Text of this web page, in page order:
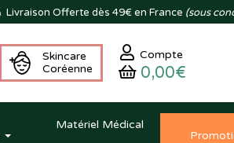
Livraison Offerte dès 49€ en France (sous
Skincare
Coréenne
Compte
0,00€
Matériel Médical
Promo